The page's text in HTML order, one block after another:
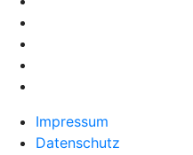
Impressum
Datenschutz